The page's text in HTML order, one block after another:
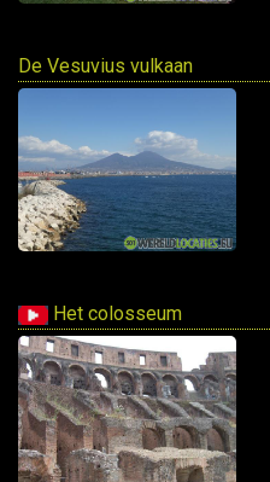
De Vesuvius vulkaan
Het colosseum